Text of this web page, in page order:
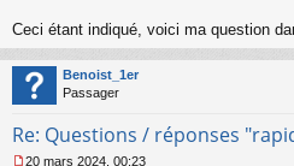
Ceci étant indiqué, voici ma question
Benoist_1er
Passager
Re: Questions / réponses
20 mars 2024, 00:23